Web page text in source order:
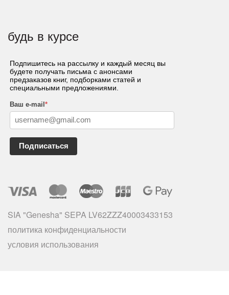
будь в курсе
Подпишитесь на рассылку и каждый месяц вы
будете получать письма с анонсами
предзаказов книг, подборками статей и
специальными предложениями.
Ваш e-mail*
Подписаться
SIA "Genesha" SEPA LV62ZZZ40003433153
политика конфиденциальности
условия использования